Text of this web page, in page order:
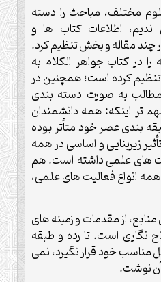
مختلف، مباحث را دسته
نديم، اطلاعات كتاب ها و
چند مقاله و بخش تنظيم كرد.
در كتاب جواهر الكلام به
كرده است؛ همچنين در
به صورت دسته بندى
تر اينكه: همه دانشمندان
بندى عصر خود متأثر بوده
زيربنايى و اساسى در همه
هاى علمى داشته است. هم
انواع فعاليت هاى علمى،
از مقدمات و زمينه هاى
نگارى است. تا رده و طبقه
خود قرار نگيرد، نمى
نوشت.